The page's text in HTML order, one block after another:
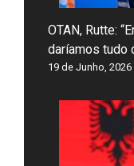
OTAN, Rutte:
daríamos tudo
19 de Junho, 2026